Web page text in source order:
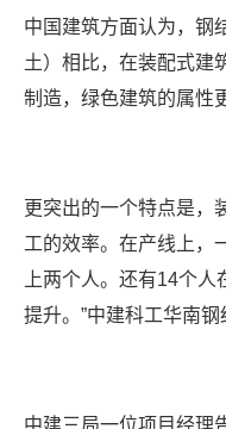
中国建筑方面认为，钢
土）相比，在装配式建
制造，绿色建筑的属性
更突出的一个特点是，
工的效率。在产线上，
上两个人。还有14个
提升。”中建科工华南钢